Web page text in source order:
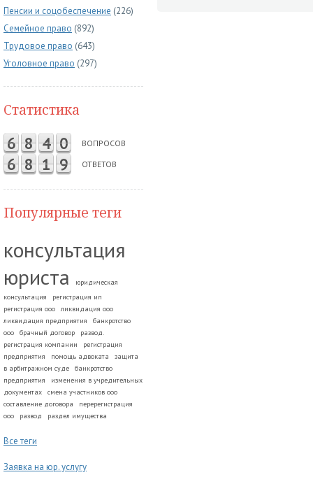
Пенсии и соцобеспечение (226)
Семейное право (892)
Трудовое право (643)
Уголовное право (297)
Статистика
6 8 4 0 ВОПРОСОВ
6 8 1 9 ОТВЕТОВ
Популярные теги
консультация
юриста
юридическая
консультация
регистрация ип
регистрация ооо
ликвидация ооо
ликвидация предприятия
банкротство
ооо
брачный договор
развод.
регистрация компании
регистрация
предприятия
помощь адвоката
защита
в арбитражном суде
банкротство
предприятия
изменения в учредительных
документах
смена участников ооо
составление договора
перерегистрация
ооо
развод раздел имущества
Все теги
Заявка на юр. услугу